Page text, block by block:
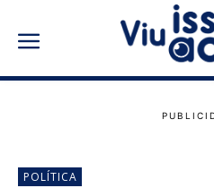
POLÍTICA